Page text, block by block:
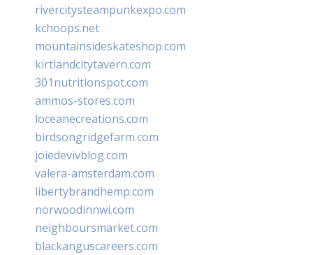
rivercitysteampunkexpo.com
kchoops.net
mountainsideskateshop.com
kirtlandcitytavern.com
301nutritionspot.com
ammos-stores.com
loceanecreations.com
birdsongridgefarm.com
joiedevivblog.com
valera-amsterdam.com
libertybrandhemp.com
norwoodinnwi.com
neighboursmarket.com
blackanguscareers.com